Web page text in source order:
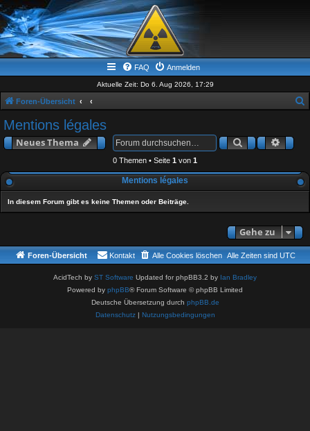
FAQ Anmelden
Aktuelle Zeit: Do 6. Aug 2026, 17:29
Foren-Übersicht
Mentions légales
Neues Thema Suche
0 Themen • Seite 1 von 1
Mentions légales
In diesem Forum gibt es keine Themen oder Beiträge.
Gehe zu
Foren-Übersicht Alle Zeiten sind UTC
Alle Cookies löschen
Kontakt
AcidTech by ST Software Updated for phpBB3.2 by Ian Bradley
Powered by phpBB® Forum Software © phpBB Limited
Deutsche Übersetzung durch phpBB.de
Datenschutz| Nutzungsbedingungen